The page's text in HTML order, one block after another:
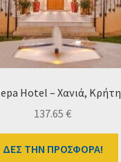
Hotel – Χανιά, Κρήτη
137.65 €
ΔΕΣ ΤΗΝ ΠΡΟΣΦΟΡΑ!